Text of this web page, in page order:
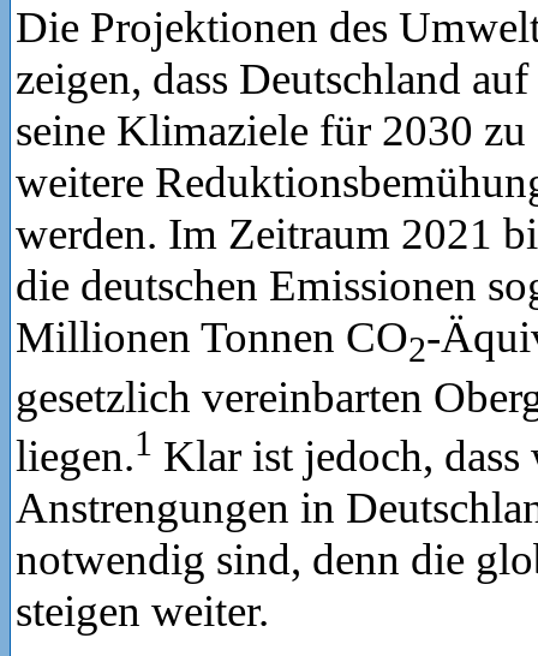
Die Projektionen des
zeigen, dass Deutschland
seine Klimaziele für 2030 zu
weitere
werden. Im Zeitraum 2021
die deutschen Emissionen
Millionen Tonnen CO2-
gesetzlich vereinbarten
liegen.1 Klar ist jedoch, dass
Anstrengungen in
notwendig sind, denn die
steigen weiter.